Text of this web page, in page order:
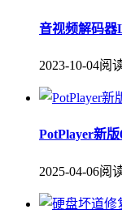
音视频解码器
2023-10-04阅
PotPlayer新
2025-04-06阅